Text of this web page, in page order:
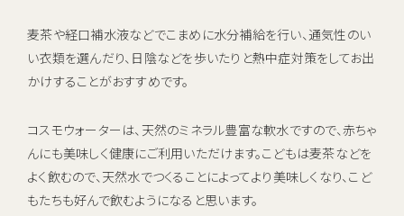
麦茶や経口補水液などでこまめに水分補給を行い、通気性のい
い衣類を選んだり、日陰などを歩いたりと熱中症対策をしてお出
かけすることがおすすめです。
コスモウォーターは、天然のミネラル豊富な軟水ですので、赤ちゃ
んにも美味しく健康にご利用いただけます。こどもは麦茶などを
よく飲むので、天然水でつくることによってより美味しくなり、こど
もたちも好んで飲むようになると思います。